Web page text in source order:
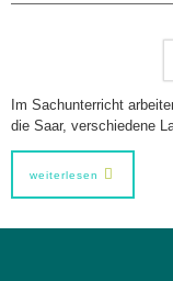
Im Sachunterricht
die Saar, verschiedene
weiterlesen